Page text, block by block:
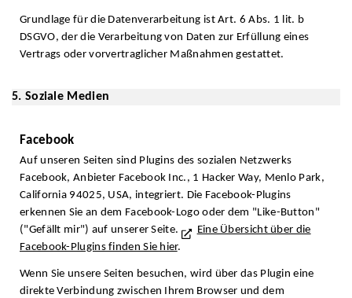
Grundlage für die Datenverarbeitung ist Art. 6 Abs. 1 lit. b
DSGVO, der die Verarbeitung von Daten zur Erfüllung eines
Vertrags oder vorvertraglicher Maßnahmen gestattet.
5. Soziale Medien
Facebook
Auf unseren Seiten sind Plugins des sozialen Netzwerks
Facebook, Anbieter Facebook Inc., 1 Hacker Way, Menlo Park,
California 94025, USA, integriert. Die Facebook-Plugins
erkennen Sie an dem Facebook-Logo oder dem "Like-Button"
("Gefällt mir") auf unserer Seite.
Eine Übersicht über die
Facebook-Plugins finden Sie hier.
Wenn Sie unsere Seiten besuchen, wird über das Plugin eine
direkte Verbindung zwischen Ihrem Browser und dem